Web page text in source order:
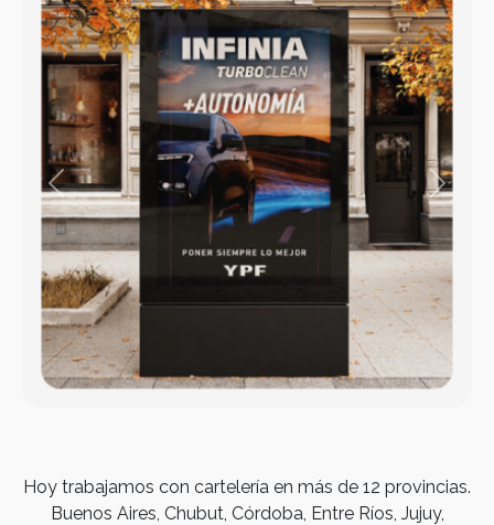
Previous Next
Hoy trabajamos con cartelería en más de 12 provincias.
Buenos Aires, Chubut, Córdoba, Entre Ríos, Jujuy,